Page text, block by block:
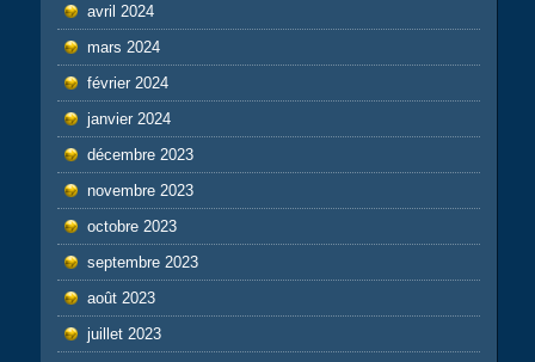
avril 2024
mars 2024
février 2024
janvier 2024
décembre 2023
novembre 2023
octobre 2023
septembre 2023
août 2023
juillet 2023